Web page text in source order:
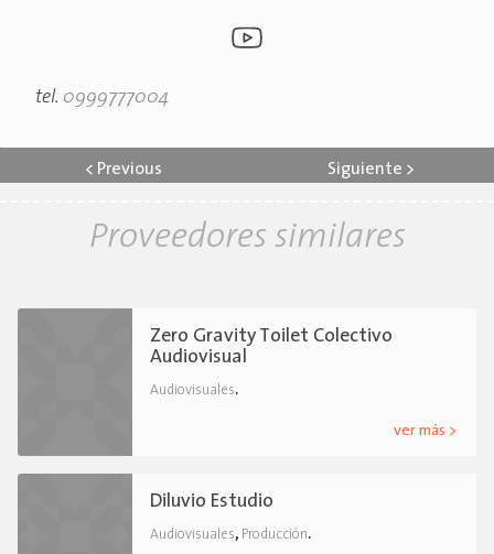
tel. 0999777004
< Previous Siguiente >
Proveedores similares
Zero Gravity Toilet Colectivo
Audiovisual
Audiovisuales.
ver más >
Diluvio Estudio
Audiovisuales, Producción.